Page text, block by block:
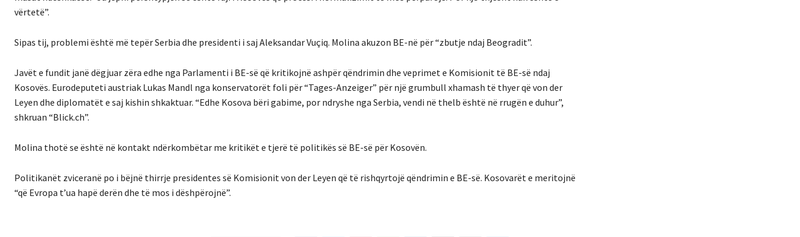
vërtetë”.
Sipas tij, problemi është më tepër Serbia dhe presidenti i saj Aleksandar Vuçiq. Molina akuzon BE-në për “zbutje ndaj Beogradit”.
Javët e fundit janë dëgjuar zëra edhe nga Parlamenti i BE-së që kritikojnë ashpër qëndrimin dhe veprimet e Komisionit të BE-së ndaj
Kosovës. Eurodeputeti austriak Lukas Mandl nga konservatorët foli për “Tages-Anzeiger” për një grumbull xhamash të thyer që von der
Leyen dhe diplomatët e saj kishin shkaktuar. “Edhe Kosova bëri gabime, por ndryshe nga Serbia, vendi në thelb është në rrugën e duhur”,
shkruan “Blick.ch”.
Molina thotë se është në kontakt ndërkombëtar me kritikët e tjerë të politikës së BE-së për Kosovën.
Politikanët zviceranë po i bëjnë thirrje presidentes së Komisionit von der Leyen që të rishqyrtojë qëndrimin e BE-së. Kosovarët e meritojnë
“që Evropa t’ua hapë derën dhe të mos i dëshpërojnë”.